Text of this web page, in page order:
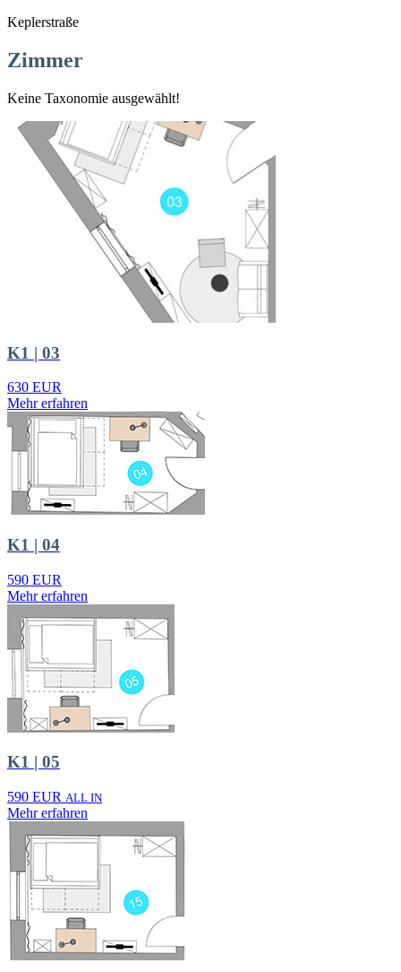
Keplerstraße
Zimmer
Keine Taxonomie ausgewählt!
K1 | 03
630 EUR
Mehr erfahren
K1 | 04
590 EUR
Mehr erfahren
K1 | 05
590 EUR ALL IN
Mehr erfahren